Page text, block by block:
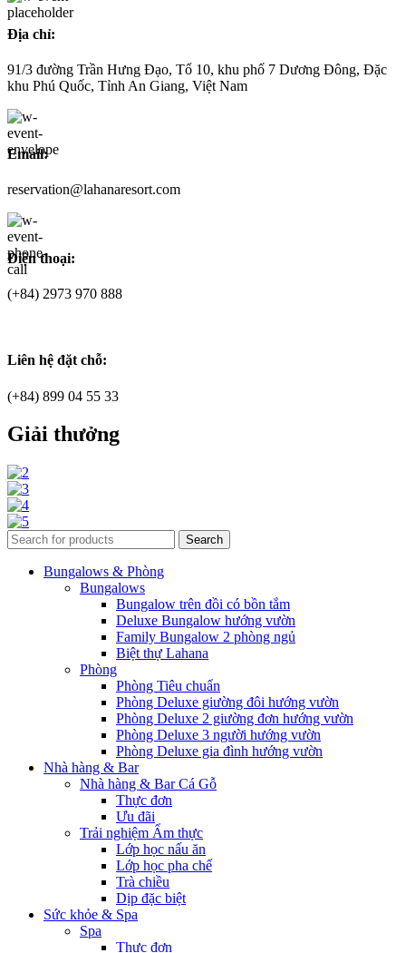
Địa chỉ:
91/3 đường Trần Hưng Đạo, Tổ 10, khu phố 7 Dương Đông, Đặc
khu Phú Quốc, Tỉnh An Giang, Việt Nam
Email:
reservation@lahanaresort.com
Điện thoại:
(+84) 2973 970 888
Liên hệ đặt chỗ:
(+84) 899 04 55 33
Giải thưởng
Search
Bungalows & Phòng
Bungalows
Bungalow trên đồi có bồn tắm
Deluxe Bungalow hướng vườn
Family Bungalow 2 phòng ngủ
Biệt thự Lahana
Phòng
Phòng Tiêu chuẩn
Phòng Deluxe giường đôi hướng vườn
Phòng Deluxe 2 giường đơn hướng vườn
Phòng Deluxe 3 người hướng vườn
Phòng Deluxe gia đình hướng vườn
Nhà hàng & Bar
Nhà hàng & Bar Cá Gỗ
Thực đơn
Ưu đãi
Trải nghiệm Ẩm thực
Lớp học nấu ăn
Lớp học pha chế
Trà chiều
Dịp đặc biệt
Sức khỏe & Spa
Spa
Thực đơn